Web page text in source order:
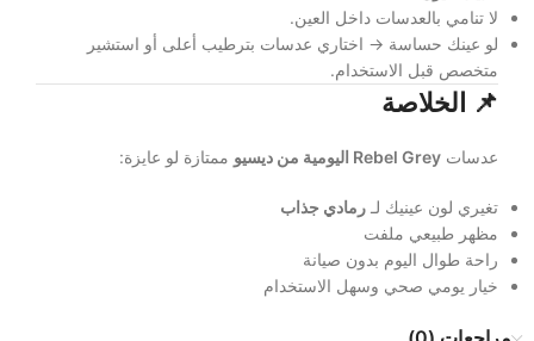
لا تنامي بالعدسات داخل العين.
لو عينك حساسة → اختاري عدسات بترطيب أعلى أو استشير
متخصص قبل الاستخدام.
📌 الخلاصة
عدسات Rebel Grey اليومية من ديسيو ممتازة لو عايزة:
تغيري لون عينيك لـ رمادي جذاب
مظهر طبيعي ملفت
راحة طوال اليوم بدون صيانة
خيار يومي صحي وسهل الاستخدام